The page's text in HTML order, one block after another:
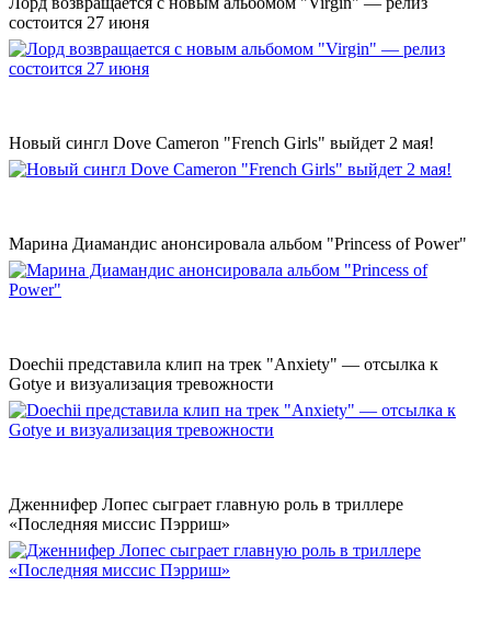
состоится 27 июня
Новый сингл Dove Cameron "French Girls" выйдет 2 мая!
Марина Диамандис анонсировала альбом "Princess of Power"
Doechii представила клип на трек "Anxiety" — отсылка к
Gotye и визуализация тревожности
Дженнифер Лопес сыграет главную роль в триллере
«Последняя миссис Пэрриш»